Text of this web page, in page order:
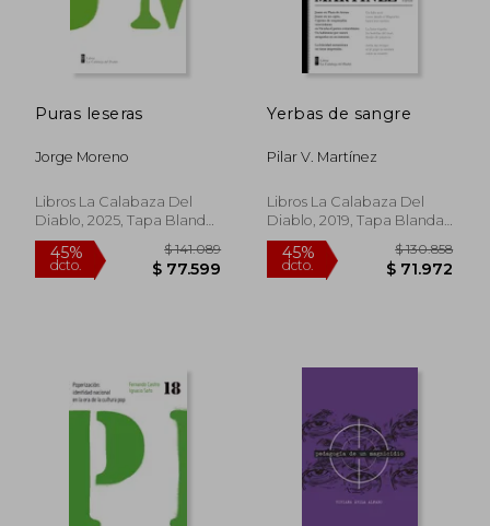
$ 71.972
45%
dcto.
Puras leseras
Jorge Moreno
Libros La Calabaza Del
Diablo, 2025, Tapa Blanda,
Nuevo
Yerbas de sangre
Pilar V. Martínez
Libros La Calabaza Del
Diablo, 2019, Tapa Blanda,
Nuevo